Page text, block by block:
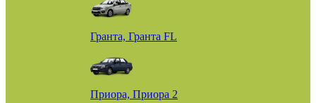
Гранта, Гранта FL
Приора, Приора 2